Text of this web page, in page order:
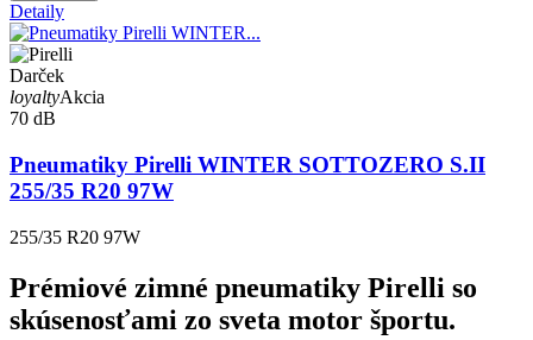
Detaily
Darček
loyaltyAkcia
70 dB
Pneumatiky Pirelli WINTER SOTTOZERO S.II
255/35 R20 97W
255/35 R20 97W
Prémiové zimné pneumatiky Pirelli so
skúsenosťami zo sveta motor športu.